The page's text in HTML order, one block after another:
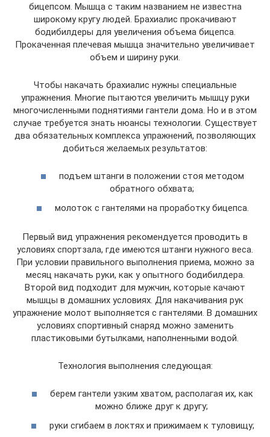
бицепсом. Мышца с таким названием не известна
широкому кругу людей. Брахиалис прокачивают
бодибилдеры для увеличения объема бицепса.
Прокаченная плечевая мышца значительно увеличивает
объем и ширину руки.
Чтобы накачать брахиалис нужны специальные
упражнения. Многие пытаются увеличить мышцу руки
многочисленными поднятиями гантели дома. Но и в этом
случае требуется знать нюансы технологии. Существует
два обязательных комплекса упражнений, позволяющих
добиться желаемых результатов:
подъем штанги в положении стоя методом
обратного обхвата;
молоток с гантелями на проработку бицепса.
Первый вид упражнения рекомендуется проводить в
условиях спортзала, где имеются штанги нужного веса.
При условии правильного выполнения приема, можно за
месяц накачать руки, как у опытного бодибилдера.
Второй вид подходит для мужчин, которые качают
мышцы в домашних условиях. Для накачивания рук
упражнение молот выполняется с гантелями. В домашних
условиях спортивный снаряд можно заменить
пластиковыми бутылками, наполненными водой.
Технология выполнения следующая:
берем гантели узким хватом, располагая их, как
можно ближе друг к другу;
руки сгибаем в локтях и прижимаем к туловищу;